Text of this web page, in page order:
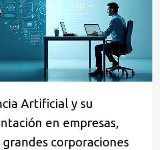
Artificial y su
en empresas,
grandes corporaciones